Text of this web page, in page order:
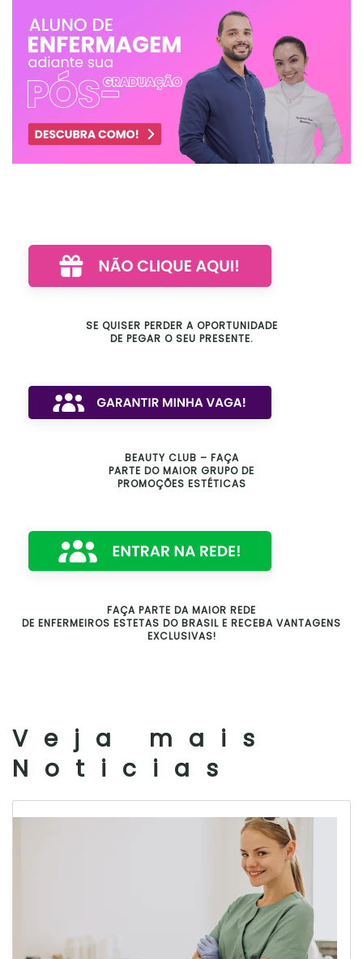
SE QUISER PERDER A OPORTUNIDADE
DE PEGAR O SEU PRESENTE.
BEAUTY CLUB – FAÇA
PARTE DO MAIOR GRUPO DE
PROMOÇÕES ESTÉTICAS
FAÇA PARTE DA MAIOR REDE
DE ENFERMEIROS ESTETAS DO BRASIL E RECEBA VANTAGENS
EXCLUSIVAS!
Veja mais
Noticias